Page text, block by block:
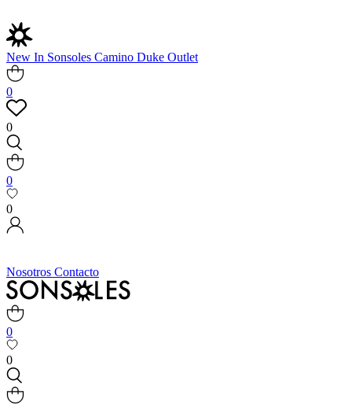
New In Sonsoles Camino Duke Outlet
0
0
0
0
Nosotros Contacto
0
0